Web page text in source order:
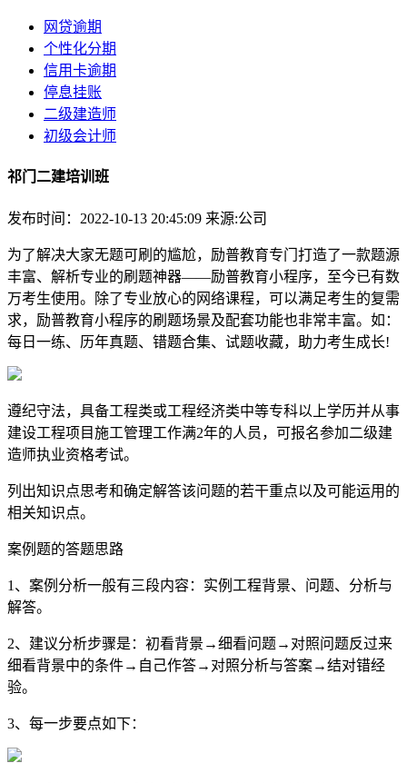
网贷逾期
个性化分期
信用卡逾期
停息挂账
二级建造师
初级会计师
祁门二建培训班
发布时间：2022-10-13 20:45:09 来源:公司
为了解决大家无题可刷的尴尬，励普教育专门打造了一款题源
丰富、解析专业的刷题神器——励普教育小程序，至今已有数
万考生使用。除了专业放心的网络课程，可以满足考生的复需
求，励普教育小程序的刷题场景及配套功能也非常丰富。如：
每日一练、历年真题、错题合集、试题收藏，助力考生成长!
遵纪守法，具备工程类或工程经济类中等专科以上学历并从事
建设工程项目施工管理工作满2年的人员，可报名参加二级建
造师执业资格考试。
列出知识点思考和确定解答该问题的若干重点以及可能运用的
相关知识点。
案例题的答题思路
1、案例分析一般有三段内容：实例工程背景、问题、分析与
解答。
2、建议分析步骤是：初看背景→细看问题→对照问题反过来
细看背景中的条件→自己作答→对照分析与答案→结对错经
验。
3、每一步要点如下：